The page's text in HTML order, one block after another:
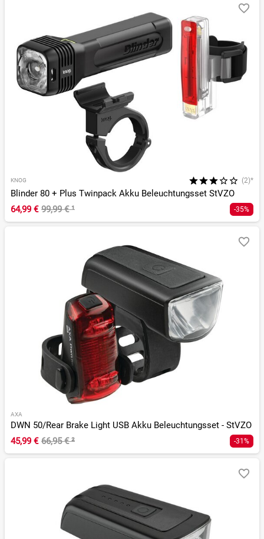
KNOG (2)*
Blinder 80 + Plus Twinpack Akku Beleuchtungsset StVZO
64,99 € 99,99 €¹ -35%
AXA
DWN 50/Rear Brake Light USB Akku Beleuchtungsset - StVZO
45,99 € 66,95 €² -31%